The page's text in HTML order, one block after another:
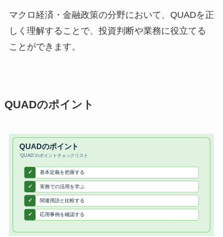
マクロ経済・金融政策の分野において、QUADを正
しく理解することで、投資判断や業務に役立てる
ことができます。
QUADのポイント